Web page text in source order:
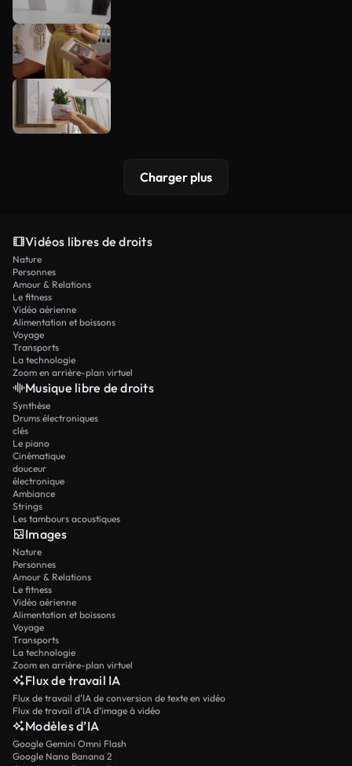
Charger plus
Vidéos libres de droits
Nature
Personnes
Amour & Relations
Le fitness
Vidéo aérienne
Alimentation et boissons
Voyage
Transports
La technologie
Zoom en arrière-plan virtuel
Musique libre de droits
Synthèse
Drums électroniques
clés
Le piano
Cinématique
douceur
électronique
Ambiance
Strings
Les tambours acoustiques
Images
Nature
Personnes
Amour & Relations
Le fitness
Vidéo aérienne
Alimentation et boissons
Voyage
Transports
La technologie
Zoom en arrière-plan virtuel
Flux de travail IA
Flux de travail d’IA de conversion de texte en vidéo
Flux de travail d’IA d’image à vidéo
Modèles d’IA
Google Gemini Omni Flash
Google Nano Banana 2